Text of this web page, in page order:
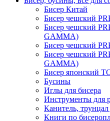
Бисер Китай
Бисер чешский
Бисер чешский
GAMMA)
Бисер чешский
Бисер чешский
GAMMA)
Бисер японский
Бусины
Иглы для бисера
Инструменты для
Канитель,
Книги по